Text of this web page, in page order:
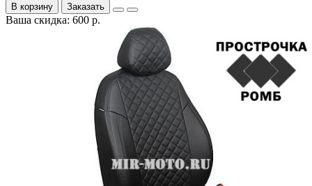
В корзину Заказать
Ваша скидка: 600 р.